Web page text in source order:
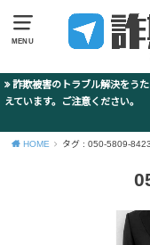
MENU
詐欺被害のトラブル解決をう
えています。ご注意くださ
HOME タグ : 050-5809-8423